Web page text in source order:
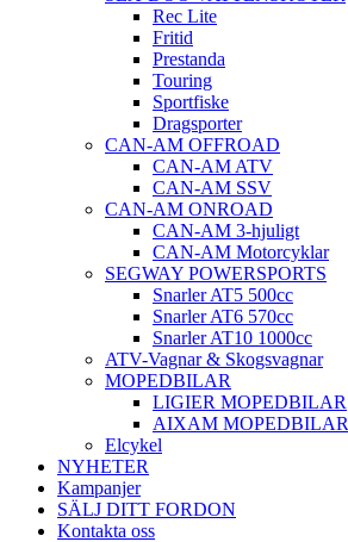
Rec Lite
Fritid
Prestanda
Touring
Sportfiske
Dragsporter
CAN-AM OFFROAD
CAN-AM ATV
CAN-AM SSV
CAN-AM ONROAD
CAN-AM 3-hjuligt
CAN-AM Motorcyklar
SEGWAY POWERSPORTS
Snarler AT5 500cc
Snarler AT6 570cc
Snarler AT10 1000cc
ATV-Vagnar & Skogsvagnar
MOPEDBILAR
LIGIER MOPEDBILAR
AIXAM MOPEDBILAR
Elcykel
NYHETER
Kampanjer
SÄLJ DITT FORDON
Kontakta oss